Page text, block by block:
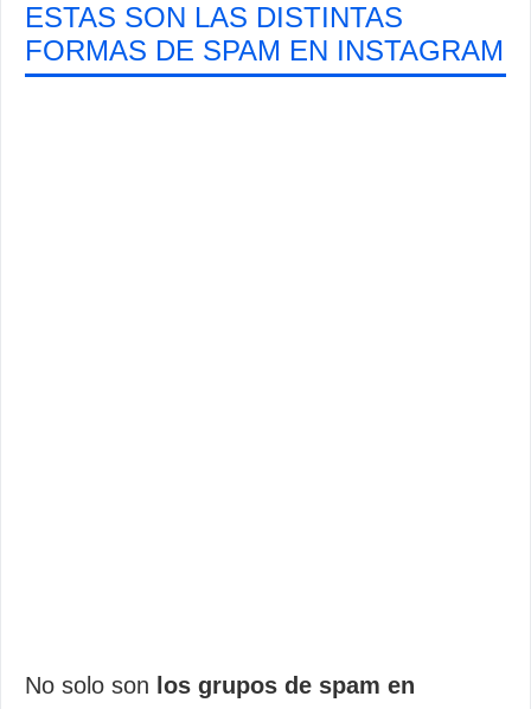
ESTAS SON LAS DISTINTAS
FORMAS DE SPAM EN INSTAGRAM
No solo son los grupos de spam en